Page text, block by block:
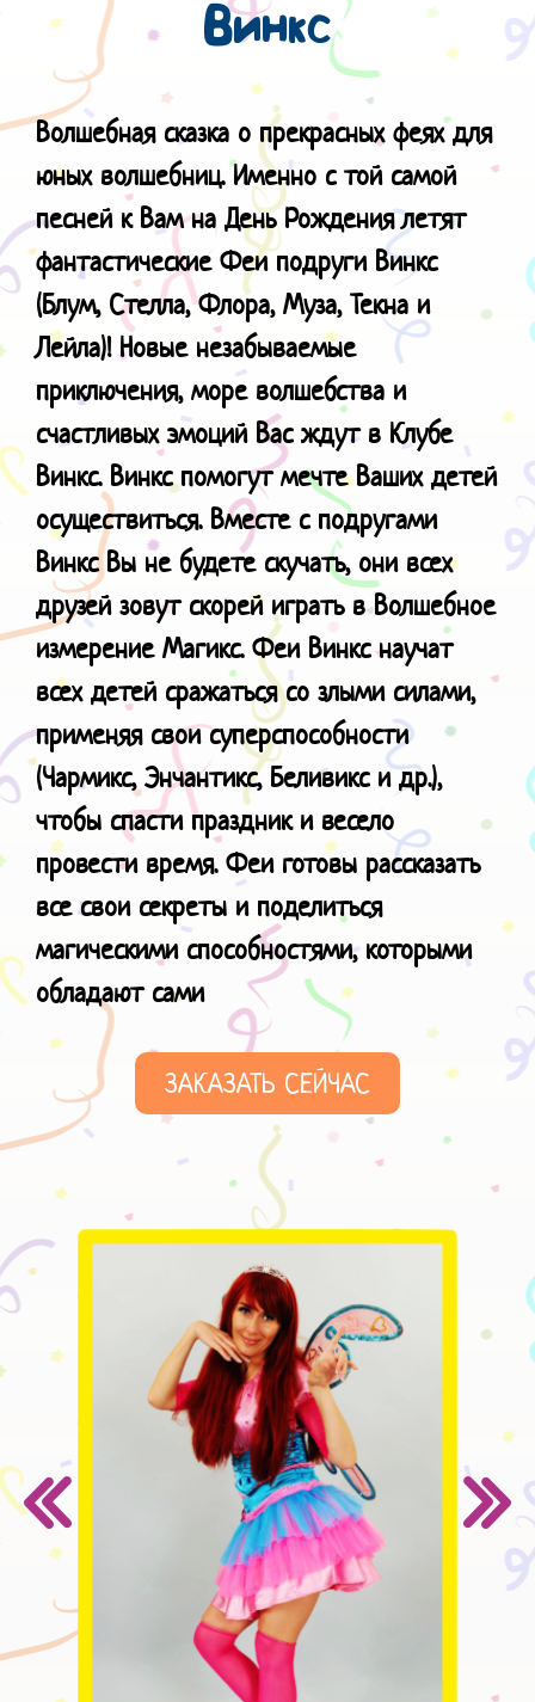
Винкс
Волшебная сказка о прекрасных феях для
юных волшебниц.Именно с той самой
песней к Вам на День Рождения летят
фантастические Феи подруги Винкс
(Блум, Стелла, Флора, Муза, Текна и
Лейла)! Новые незабываемые
приключения, море волшебства и
счастливых эмоций Вас ждут в Клубе
Винкс. Винкс помогут мечте Ваших детей
осуществиться. Вместе с подругами
Винкс Вы не будете скучать, они всех
друзей зовут скорей играть в Волшебное
измерение Магикс. Феи Винкс научат
всех детей сражаться со злыми силами,
применяя свои суперспособности
(Чармикс, Энчантикс, Беливикс и др.),
чтобы спасти праздник и весело
провести время. Феи готовы рассказать
все свои секреты и поделиться
магическими способностями, которыми
обладают сами
ЗАКАЗАТЬ СЕЙЧАС